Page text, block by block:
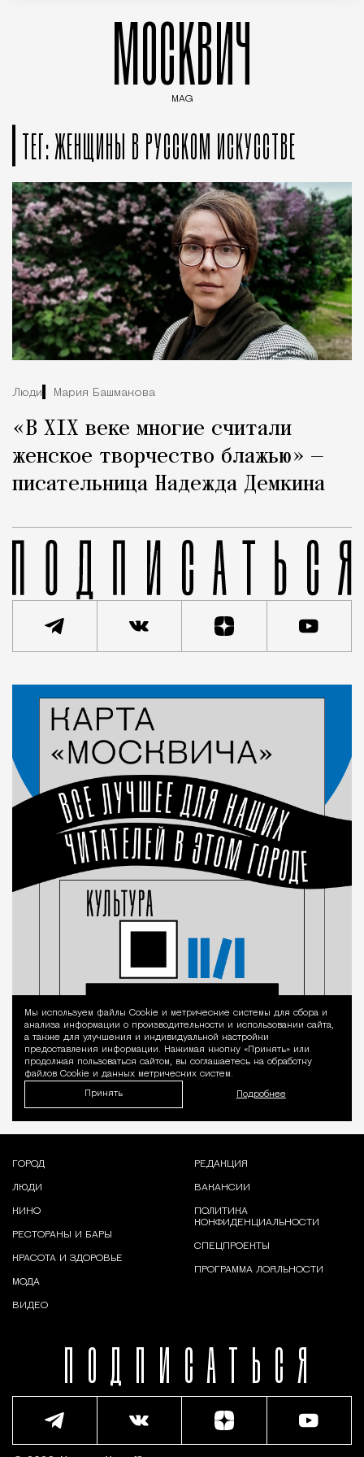
МОСКВИЧ
MAG
ТЕГ: ЖЕНЩИНЫ В РУССКОМ ИСКУССТВЕ
Люди Мария Башмакова
«В XIX веке многие считали
женское творчество блажью» —
писательница Надежда Демкина
Уведомление
Мы используем файлы Сookie и метрические системы для сбора и
анализа информации о производительности и использовании сайта,
а также для улучшения и индивидуальной настройки
предоставления информации. Нажимая кнопку «Принять» или
продолжая пользоваться сайтом, вы соглашаетесь на обработку
файлов Cookie и данных метрических систем.
Принять Подробнее
ПОДПИСАТЬСЯ
ГОРОД
ЛЮДИ
КИНО
РЕСТОРАНЫ И БАРЫ
КРАСОТА И ЗДОРОВЬЕ
МОДА
ВИДЕО
РЕДАКЦИЯ
ВАКАНСИИ
ПОЛИТИКА
КОНФИДЕНЦИАЛЬНОСТИ
СПЕЦПРОЕКТЫ
ПРОГРАММА ЛОЯЛЬНОСТИ